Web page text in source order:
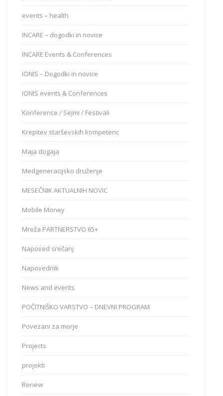
events – health
INCARE – dogodki in novice
INCARE Events & Conferences
IONIS – Dogodki in novice
IONIS events & Conferences
Konference / Sejmi / Festivali
Krepitev starševskih kompetenc
Maja dogaja
Medgeneracijsko druženje
MESEČNIK AKTUALNIH NOVIC
Mobile Money
Mreža PARTNERSTVO 65+
Napoved srečanj
Napovednik
News and events
POČITNIŠKO VARSTVO – DNEVNI PROGRAM
Povezani za morje
Projects
projekti
Renew